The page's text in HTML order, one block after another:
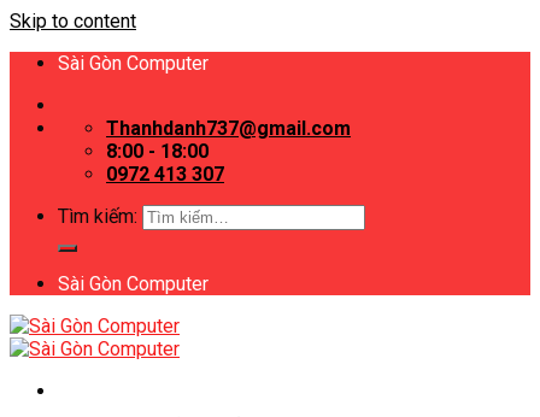
Skip to content
Sài Gòn Computer
Thanhdanh737@gmail.com
8:00 - 18:00
0972 413 307
Tìm kiếm:
Sài Gòn Computer